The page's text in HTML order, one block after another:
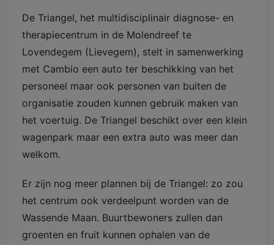
De Triangel, het multidisciplinair diagnose- en
therapiecentrum in de Molendreef te
Lovendegem (Lievegem), stelt in samenwerking
met Cambio een auto ter beschikking van het
personeel maar ook personen van buiten de
organisatie zouden kunnen gebruik maken van
het voertuig. De Triangel beschikt over een klein
wagenpark maar een extra auto was meer dan
welkom.
Er zijn nog meer plannen bij de Triangel: zo zou
het centrum ook verdeelpunt worden van de
Wassende Maan. Buurtbewoners zullen dan
groenten en fruit kunnen ophalen van de